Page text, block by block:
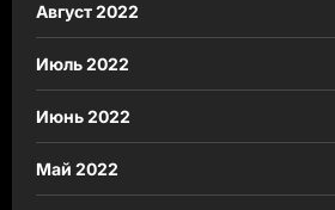
Август 2022
Июль 2022
Июнь 2022
Май 2022